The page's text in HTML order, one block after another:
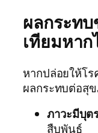
ผลกระท
เทียมหา
หากปล่อยให้โร
ผลกระทบต่อสุ
ภาวะมีบุต
สืบพันธุ์